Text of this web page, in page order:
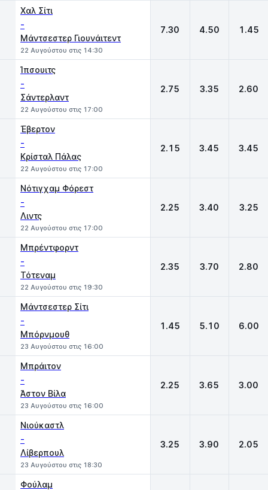
Χαλ Σίτι
-
Μάντσεστερ Γιουνάιτεντ
22 Αυγούστου στις 14:30
7.30 4.50 1.45
Ίπσουιτς
-
Σάντερλαντ
22 Αυγούστου στις 17:00
2.75 3.35 2.60
Έβερτον
-
Κρίσταλ Πάλας
22 Αυγούστου στις 17:00
2.15 3.45 3.45
Νότιγχαμ Φόρεστ
-
Λιντς
22 Αυγούστου στις 17:00
2.25 3.40 3.25
Μπρέντφορντ
-
Τότεναμ
22 Αυγούστου στις 19:30
2.35 3.70 2.80
Μάντσεστερ Σίτι
-
Μπόρνμουθ
23 Αυγούστου στις 16:00
1.45 5.10 6.00
Μπράιτον
-
Άστον Βίλα
23 Αυγούστου στις 16:00
2.25 3.65 3.00
Νιούκαστλ
-
Λίβερπουλ
23 Αυγούστου στις 18:30
3.25 3.90 2.05
Φούλαμ